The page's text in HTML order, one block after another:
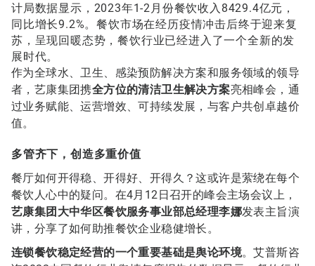
计局数据显示，2023年1-2月份餐饮收入8429.4亿元，
同比增长9.2%。餐饮市场在经历疫情冲击后终于迎来复
苏，呈现回暖态势，餐饮行业已经进入了一个全新的发
展时代。
作为全球水、卫生、感染预防解决方案和服务领域的领导
者，艺康集团携全方位的清洁卫生解决方案亮相峰会，通
过业务赋能、运营增效、可持续发展，与客户共创卓越价
值。
多管齐下，创造多重价值
餐厅如何开得稳、开得好、开得久？这或许是萦绕在每个
餐饮人心中的疑问。在4月12日召开的峰会主场会议上，
艺康集团大中华区餐饮服务事业部总经理李娜发表主旨演
讲，分享了如何助推餐饮企业稳健增长。
连锁餐饮稳定经营的一个重要基础是舆论环境。艾普斯咨